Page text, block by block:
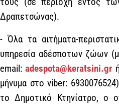
Δραπετσώνας).
- Όλα τα αιτήματα-
υπηρεσία αδέσποτων ζώων
email:adespota@keratsini.gr
μήνυμα στο viber:
το Δημοτικό Κτηνίατρο, ο